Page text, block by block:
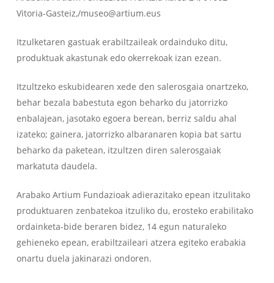
Vitoria-Gasteiz,/museo@artium.eus
Itzulketaren gastuak erabiltzaileak ordainduko ditu,
produktuak akastunak edo okerrekoak izan ezean.
Itzultzeko eskubidearen xede den salerosgaia onartzeko,
behar bezala babestuta egon beharko du jatorrizko
enbalajean, jasotako egoera berean, berriz saldu ahal
izateko; gainera, jatorrizko albaranaren kopia bat sartu
beharko da paketean, itzultzen diren salerosgaiak
markatuta daudela.
Arabako Artium Fundazioak adierazitako epean itzulitako
produktuaren zenbatekoa itzuliko du, erosteko erabilitako
ordainketa-bide beraren bidez, 14 egun naturaleko
gehieneko epean, erabiltzaileari atzera egiteko erabakia
onartu duela jakinarazi ondoren.